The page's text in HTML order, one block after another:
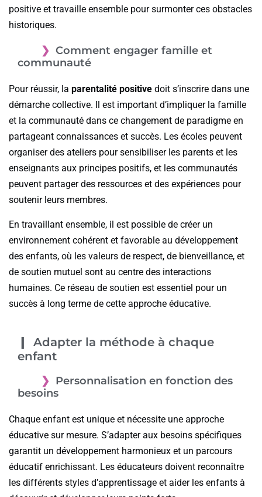
positive et travaille ensemble pour surmonter ces obstacles
historiques.
Comment engager famille et
communauté
Pour réussir, la parentalité positive doit s’inscrire dans une
démarche collective. Il est important d’impliquer la famille
et la communauté dans ce changement de paradigme en
partageant connaissances et succès. Les écoles peuvent
organiser des ateliers pour sensibiliser les parents et les
enseignants aux principes positifs, et les communautés
peuvent partager des ressources et des expériences pour
soutenir leurs membres.
En travaillant ensemble, il est possible de créer un
environnement cohérent et favorable au développement
des enfants, où les valeurs de respect, de bienveillance, et
de soutien mutuel sont au centre des interactions
humaines. Ce réseau de soutien est essentiel pour un
succès à long terme de cette approche éducative.
Adapter la méthode à chaque
enfant
Personnalisation en fonction des
besoins
Chaque enfant est unique et nécessite une approche
éducative sur mesure. S’adapter aux besoins spécifiques
garantit un développement harmonieux et un parcours
éducatif enrichissant. Les éducateurs doivent reconnaître
les différents styles d’apprentissage et aider les enfants à